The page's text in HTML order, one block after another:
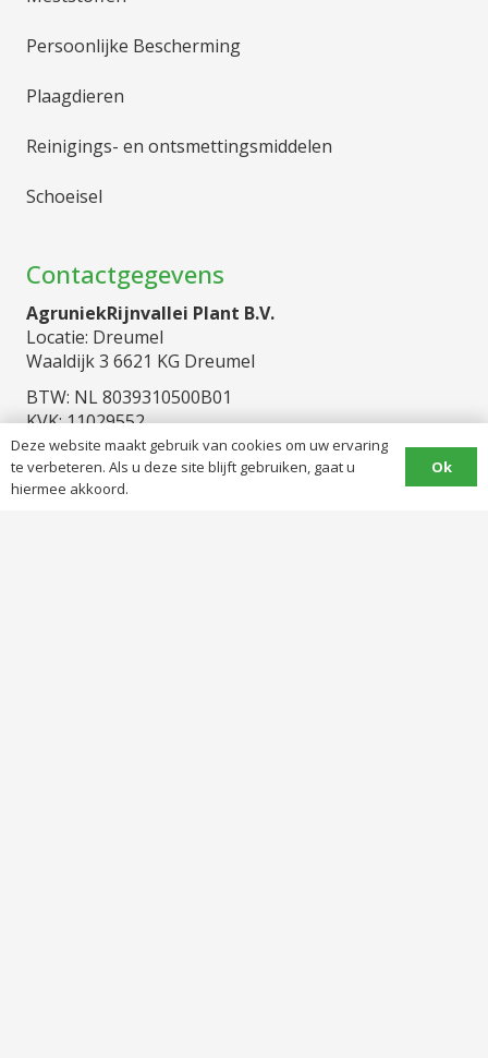
Persoonlijke Bescherming
Plaagdieren
Reinigings- en ontsmettingsmiddelen
Schoeisel
Contactgegevens
AgruniekRijnvallei Plant B.V.
Locatie: Dreumel
Waaldijk 3 6621 KG Dreumel
BTW: NL 8039310500B01
KVK: 11029552
Telefoon
0487 57 13 42
Deze website maakt gebruik van cookies om uw ervaring
te verbeteren. Als u deze site blijft gebruiken, gaat u
hiermee akkoord.
Ok